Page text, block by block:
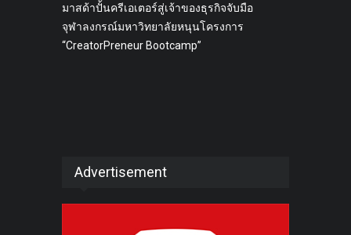
มาสด้าปั้นครีเอเตอร์สู่เจ้าของธุรกิจจับมือ
จุฬาลงกรณ์มหาวิทยาลัยหนุนโครงการ
“CreatorPreneur Bootcamp”
Advertisement